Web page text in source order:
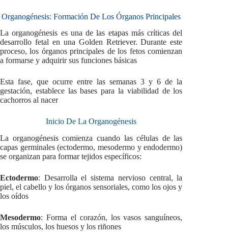
Organogénesis: Formación De Los Órganos Principales
La organogénesis es una de las etapas más críticas del
desarrollo fetal en una Golden Retriever. Durante este
proceso, los órganos principales de los fetos comienzan
a formarse y adquirir sus funciones básicas
Esta fase, que ocurre entre las semanas 3 y 6 de la
gestación, establece las bases para la viabilidad de los
cachorros al nacer
Inicio De La Organogénesis
La organogénesis comienza cuando las células de las
capas germinales (ectodermo, mesodermo y endodermo)
se organizan para formar tejidos específicos:
Ectodermo: Desarrolla el sistema nervioso central, la
piel, el cabello y los órganos sensoriales, como los ojos y
los oídos
Mesodermo: Forma el corazón, los vasos sanguíneos,
los músculos, los huesos y los riñones